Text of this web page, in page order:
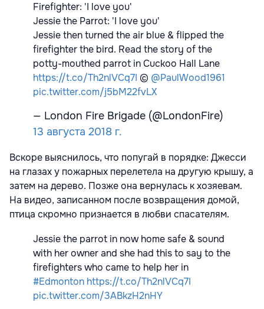
Firefighter: 'I love you'
Jessie the Parrot: 'I love you'
Jessie then turned the air blue & flipped the
firefighter the bird. Read the story of the
potty-mouthed parrot in Cuckoo Hall Lane
https://t.co/Th2nlVCq7I © @PaulWood1961
pic.twitter.com/j5bM22fvLX
— London Fire Brigade (@LondonFire)
13 августа 2018 г.
Вскоре выяснилось, что попугай в порядке: Джесси
на глазах у пожарных перелетела на другую крышу, а
затем на дерево. Позже она вернулась к хозяевам.
На видео, записанном после возвращения домой,
птица скромно признается в любви спасателям.
Jessie the parrot in now home safe & sound
with her owner and she had this to say to the
firefighters who came to help her in
#Edmonton https://t.co/Th2nlVCq7I
pic.twitter.com/3ABkzH2nHY